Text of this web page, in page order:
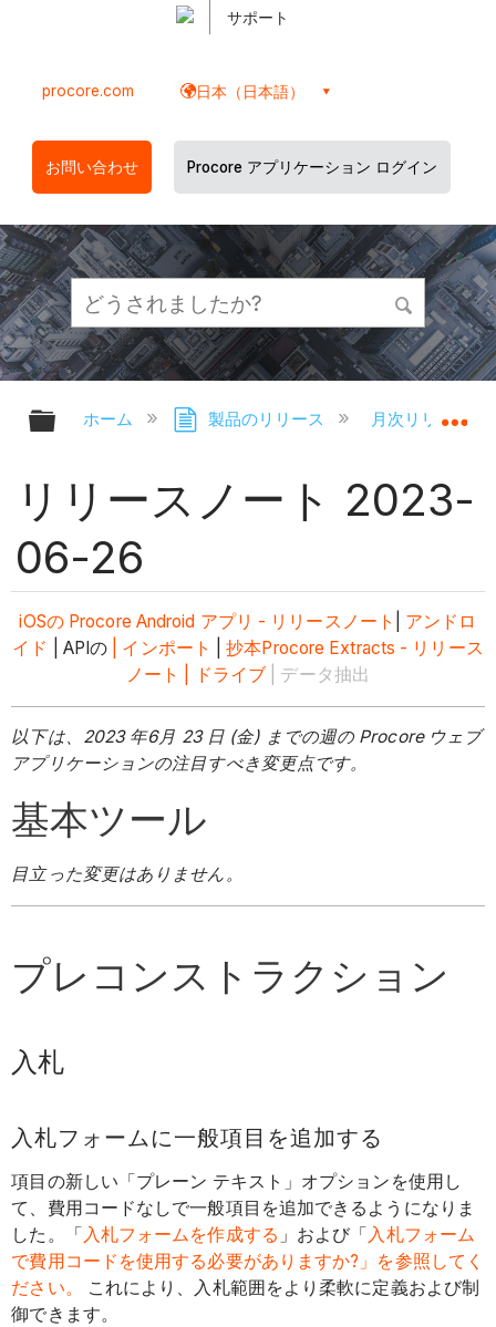
サポート
procore.com 日本（日本語）
お問い合わせ Procore アプリケーション ログイン
グローバル階層を展開/折りたたむ
ホーム 製品のリリース 月次リリースノ
リリースノート 2023-
06-26
iOSの Procore Android アプリ - リリースノート
アンドロ
イド
| APIの | インポート 抄本Procore Extracts - リリース
ノート
| ドライブ | データ抽出
以下は、2023 年6月 23 日 (金) までの週の Procore ウェブ
アプリケーションの注目すべき変更点です。
基本ツール
目立った変更はありません。
プレコンストラクション
入札
入札フォームに一般項目を追加する
項目の新しい「プレーン テキスト」オプションを使用し
て、費用コードなしで一般項目を追加できるようになりま
した。「 入札フォームを作成する 」および「 入札フォーム
で費用コードを使用する必要がありますか?」を参照してく
ださい。
これにより、入札範囲をより柔軟に定義および制
御できます。